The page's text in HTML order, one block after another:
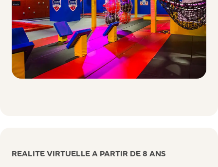
REALITE VIRTUELLE A PARTIR DE 8 ANS